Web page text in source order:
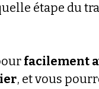
étape du
facilement
, et vous